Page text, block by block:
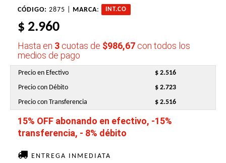
CÓDIGO: 2875 | MARCA: INT.CO
$ 2.960
Hasta en 3 cuotas de $986,67 con todos los
medios de pago
Precio en Efectivo
$ 2.516
Precio con Débito
$ 2.723
Precio con Transferencia
$ 2.516
15% OFF abonando en efectivo, -15%
transferencia, - 8% débito
ENTREGA INMEDIATA